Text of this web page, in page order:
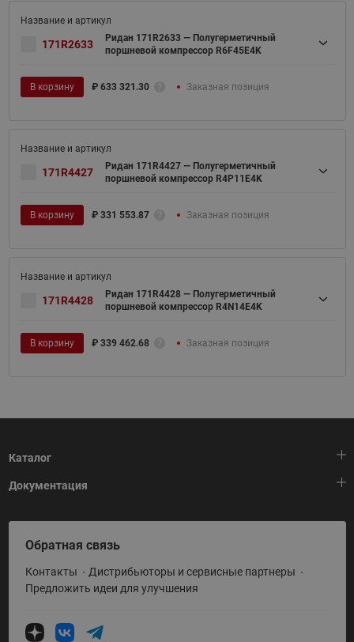
171R2633
Ридан 171R2633 — Полугерметичный
поршневой компрессор R6F45E4K
В корзину ₽ 633 321.30 Заказная позиция
171R4427
Ридан 171R4427 — Полугерметичный
поршневой компрессор R4P11E4K
В корзину ₽ 331 553.87 Заказная позиция
171R4428
Ридан 171R4428 — Полугерметичный
поршневой компрессор R4N14E4K
В корзину ₽ 339 462.68 Заказная позиция
Каталог
Тепловая автоматика
Холодильная техника
Приводная техника
Промышленная автоматика
Теплообменное оборудование
Документация
HeatPlatform (Тепловая платформа)
Полезные программы и инструменты
Условия поставки
Обратная связь
Контакты
Дистрибьюторы и сервисные партнеры
Предложить идеи для улучшения